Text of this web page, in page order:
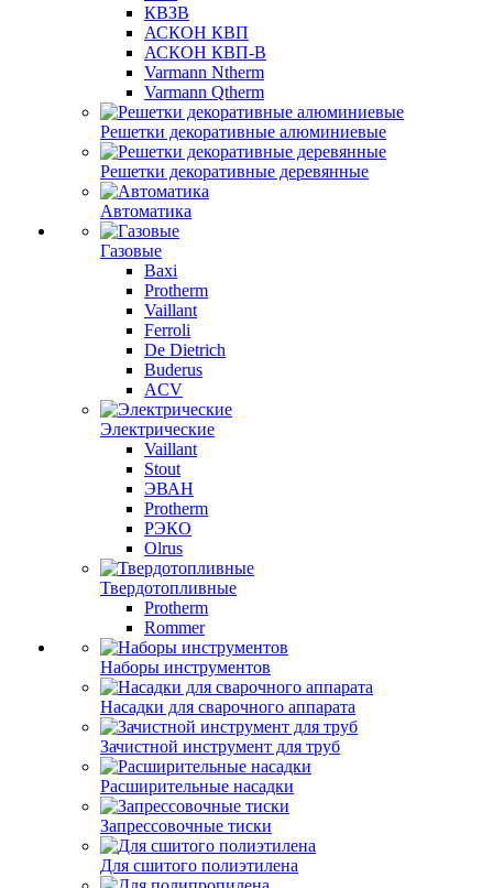
КВЗВ
АСКОН КВП
АСКОН КВП-В
Varmann Ntherm
Varmann Qtherm
Решетки декоративные алюминиевые
Решетки декоративные деревянные
Автоматика
Газовые
Baxi
Protherm
Vaillant
Ferroli
De Dietrich
Buderus
ACV
Электрические
Vaillant
Stout
ЭВАН
Protherm
РЭКО
Olrus
Твердотопливные
Protherm
Rommer
Наборы инструментов
Насадки для сварочного аппарата
Зачистной инструмент для труб
Расширительные насадки
Запрессовочные тиски
Для сшитого полиэтилена